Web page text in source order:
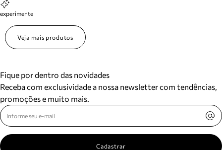
experimente
Veja mais produtos
Fique por dentro das novidades
Receba com exclusividade a nossa newsletter com tendências,
promoções e muito mais.
Cadastrar